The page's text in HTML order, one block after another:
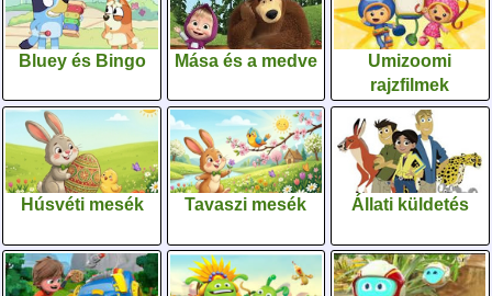
Bluey és Bingo Mása és a medve
Umizoomi
rajzfilmek
Húsvéti mesék Tavaszi mesék Állati küldetés